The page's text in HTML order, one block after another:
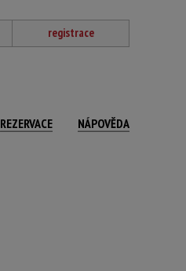
registrace
REZERVACE NÁPOVĚDA